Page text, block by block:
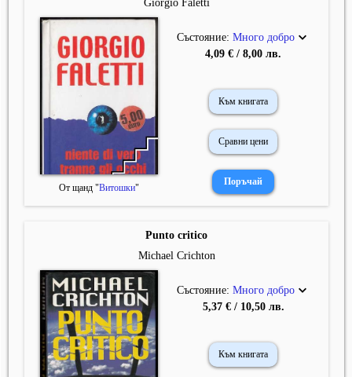
Giorgio Faletti
От щанд "Витошки"
Състояние: Много добро
4,09 € / 8,00 лв.
Към книгата
Сравни цени
Punto critico
Michael Crichton
Състояние: Много добро
5,37 € / 10,50 лв.
Към книгата